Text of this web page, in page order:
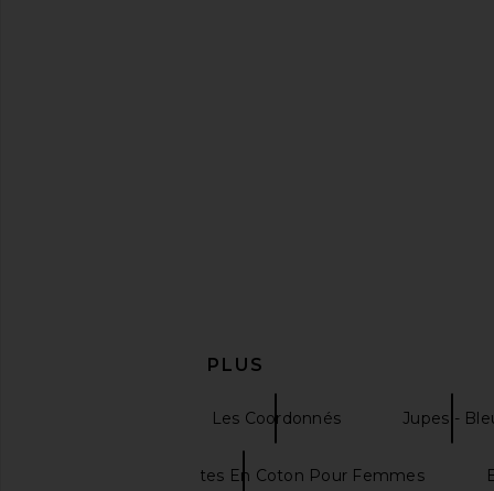
EN DÉCOUVRIR PLUS
Les Coordonnés Jupes -
Manteaux Et Vestes En Coton Pour Femmes